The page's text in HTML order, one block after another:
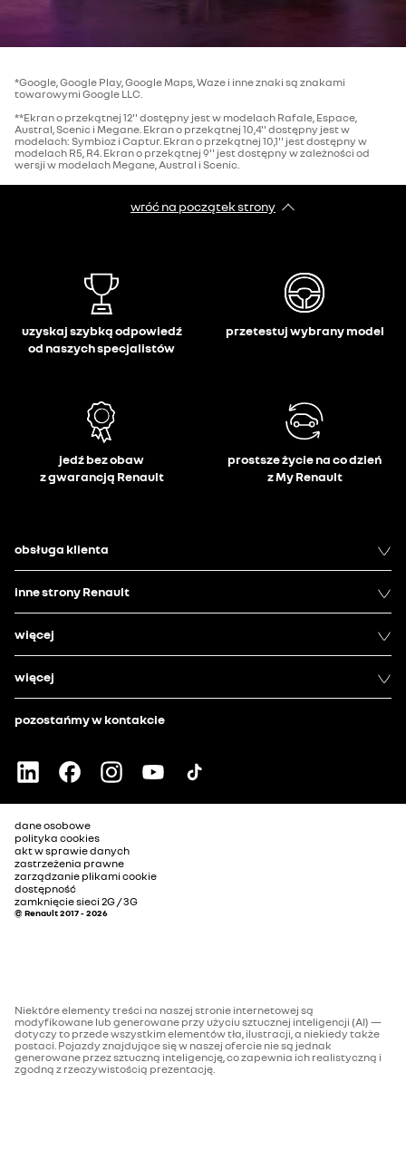
*Google, Google Play, Google Maps, Waze i inne znaki są znakami
towarowymi Google LLC.
**Ekran o przekątnej 12'' dostępny jest w modelach Rafale, Espace,
Austral, Scenic i Megane. Ekran o przekątnej 10,4'' dostępny jest w
modelach: Symbioz i Captur. Ekran o przekątnej 10,1'' jest dostępny w
modelach R5, R4. Ekran o przekątnej 9'' jest dostępny w zależności od
wersji w modelach Megane, Austral i Scenic.
wróć na początek strony
uzyskaj szybką odpowiedź
od naszych specjalistów
przetestuj wybrany model
jedź bez obaw
z gwarancją Renault
prostsze życie na co dzień
z My Renault
obsługa klienta
inne strony Renault
więcej
więcej
pozostańmy w kontakcie
dane osobowe
polityka cookies
akt w sprawie danych
zastrzeżenia prawne
zarządzanie plikami cookie
dostępność
zamknięcie sieci 2G / 3G
© Renault 2017 - 2026
Niektóre elementy treści na naszej stronie internetowej są
modyfikowane lub generowane przy użyciu sztucznej inteligencji (AI) —
dotyczy to przede wszystkim elementów tła, ilustracji, a niekiedy także
postaci. Pojazdy znajdujące się w naszej ofercie nie są jednak
generowane przez sztuczną inteligencję, co zapewnia ich realistyczną i
zgodną z rzeczywistością prezentację.